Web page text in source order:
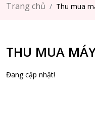
Trang chủ Thu mua
THU MUA
Đang cập nhật!